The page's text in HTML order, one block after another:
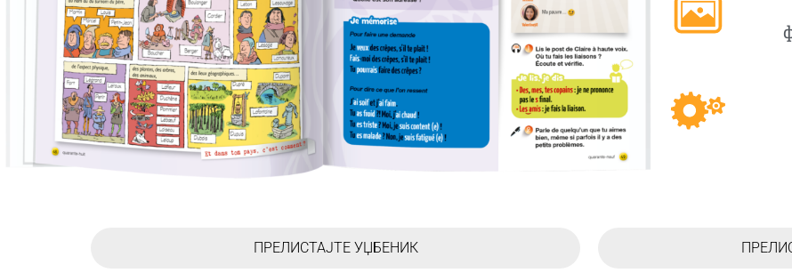
ПРЕЛИСТАЈТЕ УЏБЕНИК